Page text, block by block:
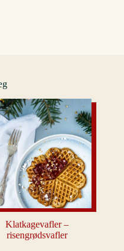
Klatkagevafler –
risengrødsvafler